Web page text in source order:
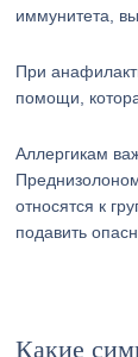
иммунитета,
При
помощи,
Аллергикам
относятся к
подавить
Какие